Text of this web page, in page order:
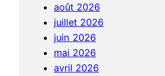
août 2026
juillet 2026
juin 2026
mai 2026
avril 2026